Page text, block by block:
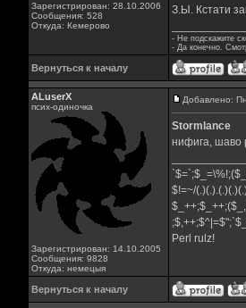
Зарегистрирован: 28.10.2006
Сообщения: 528
Откуда: Кемерово
З.Ы. Кстати
- Не подскажите
- Да конечно.
Вернуться к началу
ALuserX
псих-одиночка
Зарегистрирован: 14.10.2005
Сообщения: 9828
Откуда: немецыя
Добавлено:
Stormlance
нифига, шаво
$!=~/
Perl rulz!
Вернуться к началу